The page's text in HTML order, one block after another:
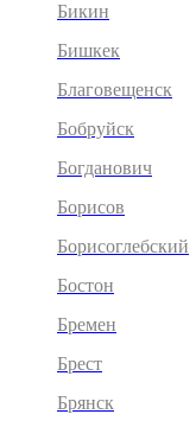
Бикин
Бишкек
Благовещенск
Бобруйск
Богданович
Борисов
Борисоглебский
Бостон
Бремен
Брест
Брянск